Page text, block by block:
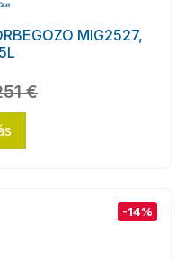
MIG2527,
€
-14%